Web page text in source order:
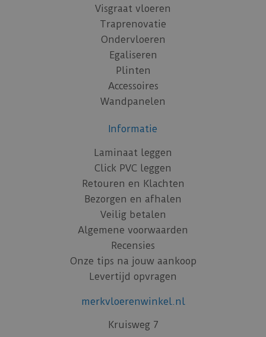
Visgraat vloeren
Traprenovatie
Ondervloeren
Egaliseren
Plinten
Accessoires
Wandpanelen
Informatie
Laminaat leggen
Click PVC leggen
Retouren en Klachten
Bezorgen en afhalen
Veilig betalen
Algemene voorwaarden
Recensies
Onze tips na jouw aankoop
Levertijd opvragen
merkvloerenwinkel.nl
Kruisweg 7